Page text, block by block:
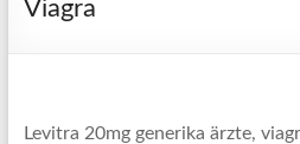
Viagra
Levitra 20mg generika ärzte,